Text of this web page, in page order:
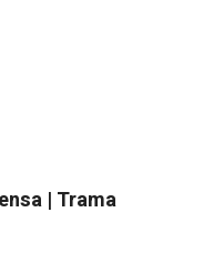
| Trama